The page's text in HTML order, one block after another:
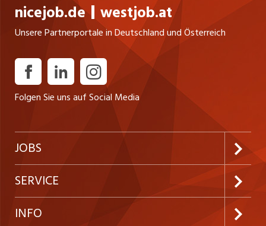
nicejob.de westjob.at
Unsere Partnerportale in Deutschland und Österreich
Folgen Sie uns auf Social Media
JOBS
Jobabo abonnieren
Neue Stellen
SERVICE
Kundenlogin
INFO